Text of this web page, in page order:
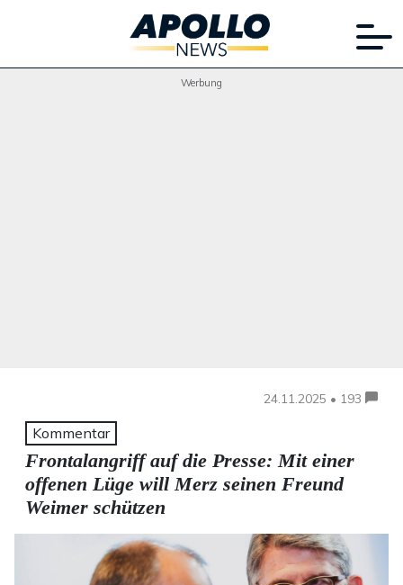
Werbung
24.11.2025 • 193
Kommentar
Frontalangriff auf die Presse: Mit einer
offenen Lüge will Merz seinen Freund
Weimer schützen